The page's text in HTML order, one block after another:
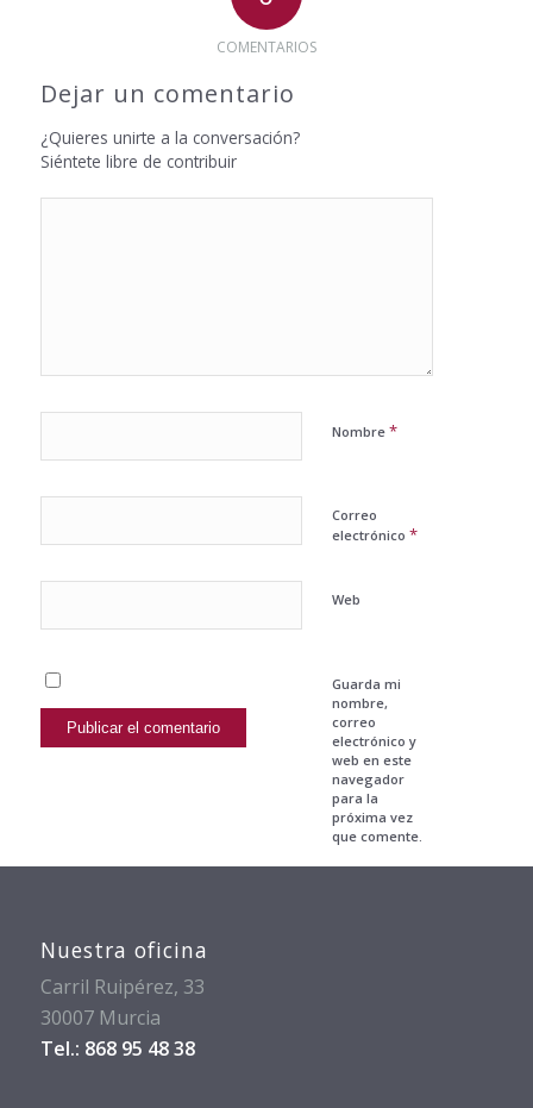
COMENTARIOS
Dejar un comentario
¿Quieres unirte a la conversación?
Siéntete libre de contribuir
Nombre *
Correo
electrónico *
Web
Guarda mi
nombre,
correo
electrónico y
web en este
navegador
para la
próxima vez
que comente.
Nuestra oficina
Carril Ruipérez, 33
30007 Murcia
Tel.: 868 95 48 38